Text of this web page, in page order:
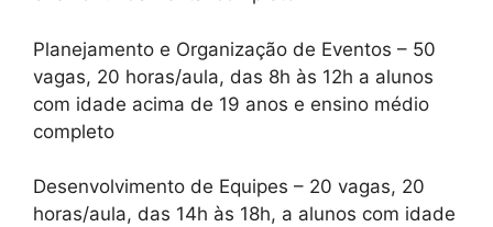
Planejamento e Organização de Eventos – 50
vagas, 20 horas/aula, das 8h às 12h a alunos
com idade acima de 19 anos e ensino médio
completo
Desenvolvimento de Equipes – 20 vagas, 20
horas/aula, das 14h às 18h, a alunos com idade